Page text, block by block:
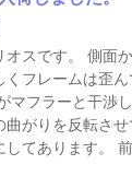
スです。 側面
くフレームは歪ん
マフラーと干渉
がりを反転させ
してあります。